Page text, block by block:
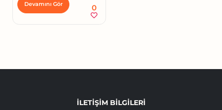
Devamını Gör 0
İLETIŞIM BILGILERI